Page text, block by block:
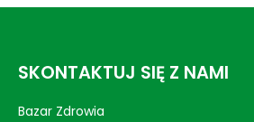
SKONTAKTUJ SIĘ Z NAMI
Bazar Zdrowia